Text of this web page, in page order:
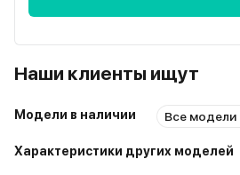
Наши клиенты ищут
Модели в наличии Все модели
Характеристики других моделей